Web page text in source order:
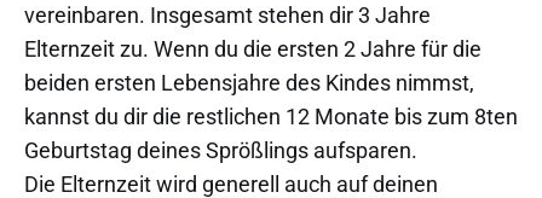
vereinbaren. Insgesamt stehen dir 3 Jahre
Elternzeit zu. Wenn du die ersten 2 Jahre für die
beiden ersten Lebensjahre des Kindes nimmst,
kannst du dir die restlichen 12 Monate bis zum 8ten
Geburtstag deines Sprößlings aufsparen.
Die Elternzeit wird generell auch auf deinen